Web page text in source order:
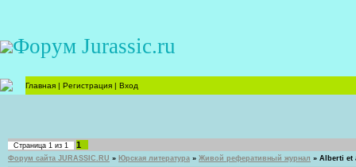
Форум Jurassic.ru
Главная | Регистрация | Вход
Страница 1 из 1 1
Форум сайта JURASSIC.RU » Юрская литература » Живой реферативный журнал » Alberti et